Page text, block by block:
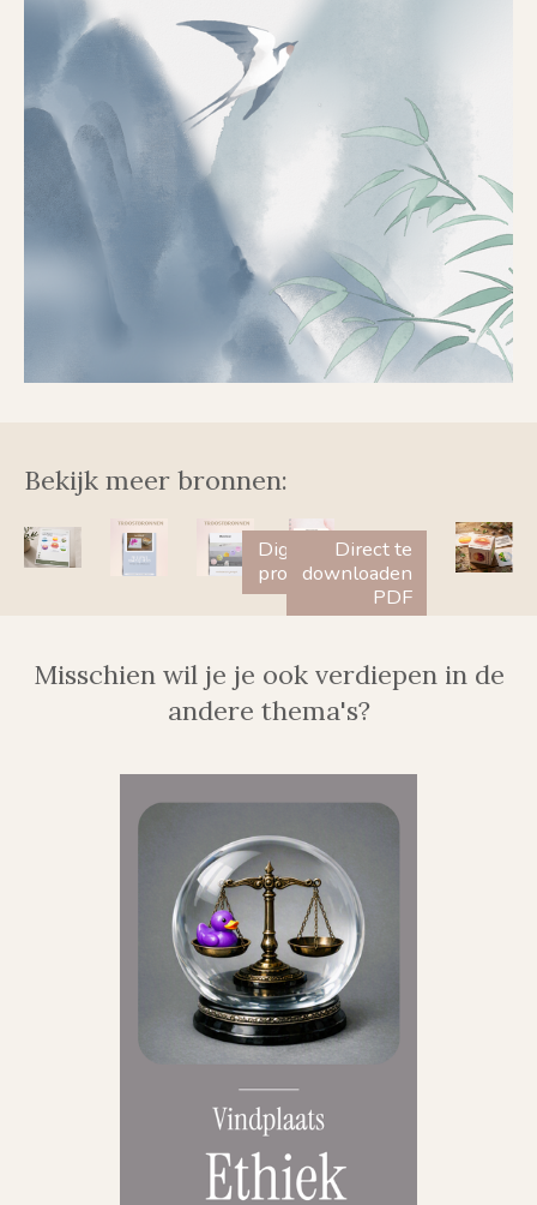
Bekijk meer bronnen:
Digitaal
product
Direct te
downloaden
PDF
Misschien wil je je ook verdiepen in de
andere thema's?